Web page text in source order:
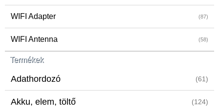
WIFI Adapter (87)
WIFI Antenna (58)
Termékek
Adathordozó (61)
Akku, elem, töltő (124)